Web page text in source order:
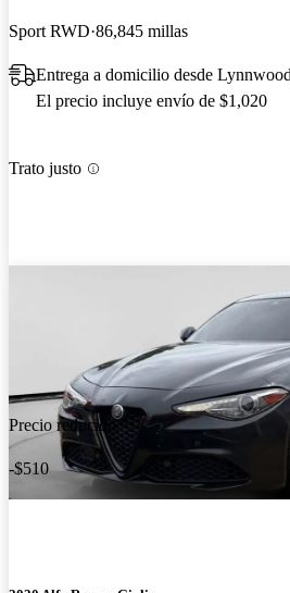
Sport RWD 86,845 millas
Entrega a domicilio desde
El precio incluye envío de $1,020
Trato justo
Precio reducido
-$510